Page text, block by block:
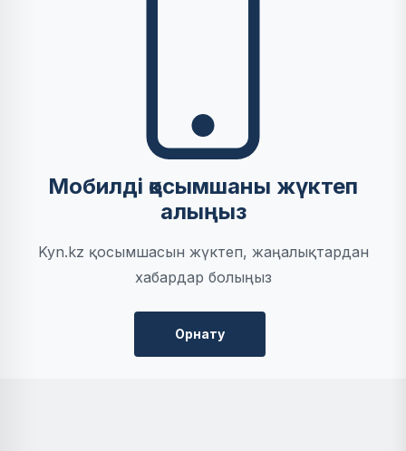
Мобилді қосымшаны жүктеп
алыңыз
Kyn.kz қосымшасын жүктеп, жаңалықтардан
хабардар болыңыз
Орнату